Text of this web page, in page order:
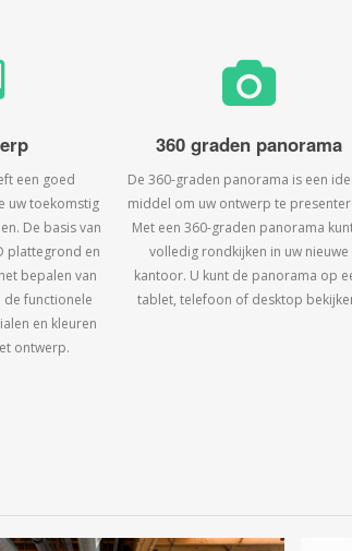
een goed
uw toekomstig
De basis van
plattegrond en
bepalen van
de functionele
en kleuren
ontwerp.
360 graden panorama
De 360-graden panorama is een
middel om uw ontwerp te
Met een 360-graden panorama
volledig rondkijken in uw nieuwe
kantoor. U kunt de panorama op
tablet, telefoon of desktop